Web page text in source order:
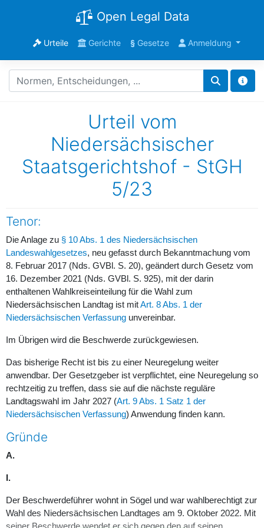
Open Legal Data
Urteile Gerichte §Gesetze Anmeldung
Urteil vom
Niedersächsischer
Staatsgerichtshof - StGH
5/23
Tenor:
Die Anlage zu § 10 Abs. 1 des Niedersächsischen
Landeswahlgesetzes, neu gefasst durch Bekanntmachung vom
8. Februar 2017 (Nds. GVBl. S. 20), geändert durch Gesetz vom
16. Dezember 2021 (Nds. GVBl. S. 925), mit der darin
enthaltenen Wahlkreiseinteilung für die Wahl zum
Niedersächsischen Landtag ist mitArt. 8 Abs. 1 der
Niedersächsischen Verfassung unvereinbar.
Im Übrigen wird die Beschwerde zurückgewiesen.
Das bisherige Recht ist bis zu einer Neuregelung weiter
anwendbar. Der Gesetzgeber ist verpflichtet, eine Neuregelung so
rechtzeitig zu treffen, dass sie auf die nächste reguläre
Landtagswahl im Jahr 2027 (Art. 9 Abs. 1 Satz 1 der
Niedersächsischen Verfassung) Anwendung finden kann.
Gründe
A.
I.
Der Beschwerdeführer wohnt in Sögel und war wahlberechtigt zur
Wahl des Niedersächsischen Landtages am 9. Oktober 2022. Mit
seiner Beschwerde wendet er sich gegen den auf seinen